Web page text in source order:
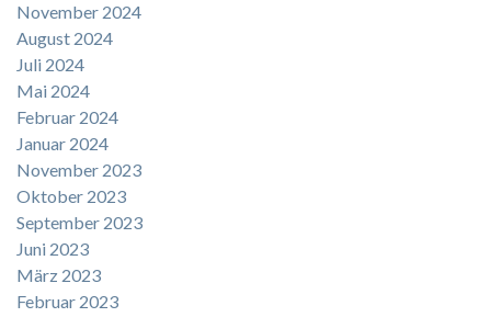
November 2024
August 2024
Juli 2024
Mai 2024
Februar 2024
Januar 2024
November 2023
Oktober 2023
September 2023
Juni 2023
März 2023
Februar 2023